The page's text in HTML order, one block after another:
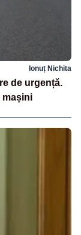
Ionuț Nichita
de urgență.
mașini